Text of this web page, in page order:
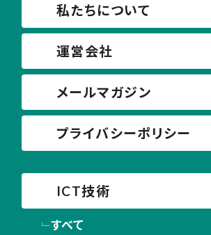
私たちについて
運営会社
メールマガジン
プライバシーポリシー
ICT技術
すべて